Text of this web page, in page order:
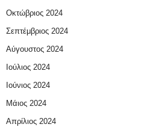
Οκτώβριος 2024
Σεπτέμβριος 2024
Αύγουστος 2024
Ιούλιος 2024
Ιούνιος 2024
Μάιος 2024
Απρίλιος 2024